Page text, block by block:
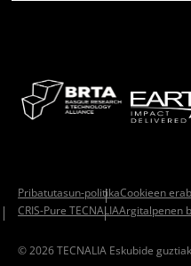
© 2026 TECNALIA Eskubide
Pribatutasun-politikaCookieen
CRIS-Pure TECNALIAArgitalpenen